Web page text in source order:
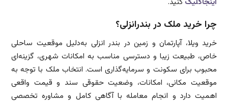
اینجاکلیک کنید.
چرا خرید ملک در بندرانزلی؟
خرید ویلا، آپارتمان و زمین در بندر انزلی به‌دلیل موقعیت ساحلی
خاص، طبیعت زیبا و دسترسی مناسب به امکانات شهری، گزینه‌ای
محبوب برای سکونت و سرمایه‌گذاری است. انتخاب ملک با توجه به
موقعیت مکانی، امکانات، وضعیت حقوقی سند و قیمت واقعی
اهمیت دارد و انجام معامله با آگاهی کامل و مشاوره تخصصی